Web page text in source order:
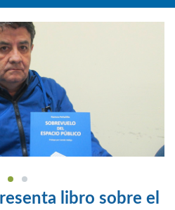
libro sobre el